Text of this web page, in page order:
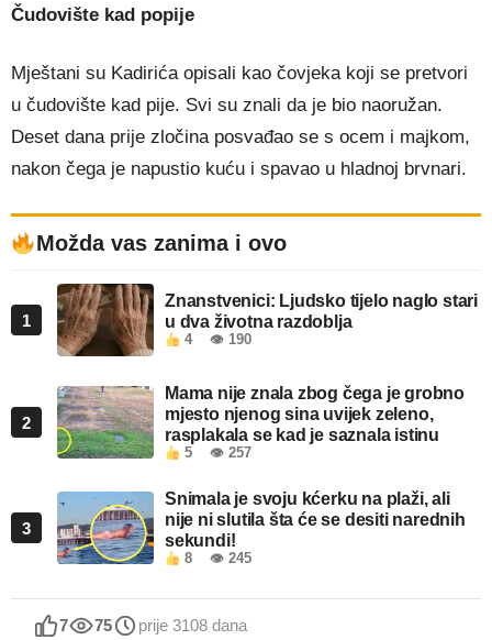
Čudovište kad popije
Mještani su Kadirića opisali kao čovjeka koji se pretvori
u čudovište kad pije. Svi su znali da je bio naoružan.
Deset dana prije zločina posvađao se s ocem i majkom,
nakon čega je napustio kuću i spavao u hladnoj brvnari.
Možda vas zanima i ovo
1
Znanstvenici: Ljudsko tijelo naglo stari
u dva životna razdoblja
4 👁 190
2
Mama nije znala zbog čega je grobno
mjesto njenog sina uvijek zeleno,
rasplakala se kad je saznala istinu
5 👁 257
3
Snimala je svoju kćerku na plaži, ali
nije ni slutila šta će se desiti narednih
sekundi!
8 👁 245
7 75 prije 3108 dana